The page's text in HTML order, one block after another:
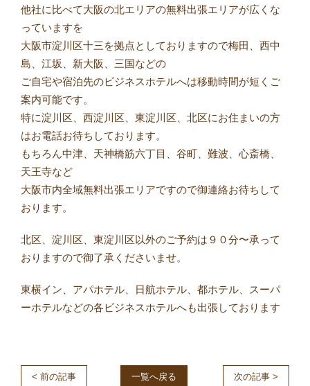
他社に比べて大阪の北エリアの無料出張エリアが広くな
っていますを
大阪市淀川区十三を拠点としておりますので梅田、西中
島、江坂、新大阪、三国などの
ご自宅や宿泊先のビジネスホテルへは移動時間が短くご
案内可能です。
特に淀川区、西淀川区、東淀川区、北区にお住まいの方
はお電話お待ちしております。
もちろん中津、天神橋筋六丁目、谷町、難波、心斎橋、
天王寺など
大阪市内全域無料出張エリアですので御連絡お待ちして
おります。
北区、淀川区、東淀川区以外のご予約は９０分〜承って
おりますので御了承くださいませ。
東横イン、アパホテル、日航ホテル、都ホテル、スーパ
ーホテルなどの各ビジネスホテルへも出張しております
< 前の記事 一覧へ戻る 次の記事 >